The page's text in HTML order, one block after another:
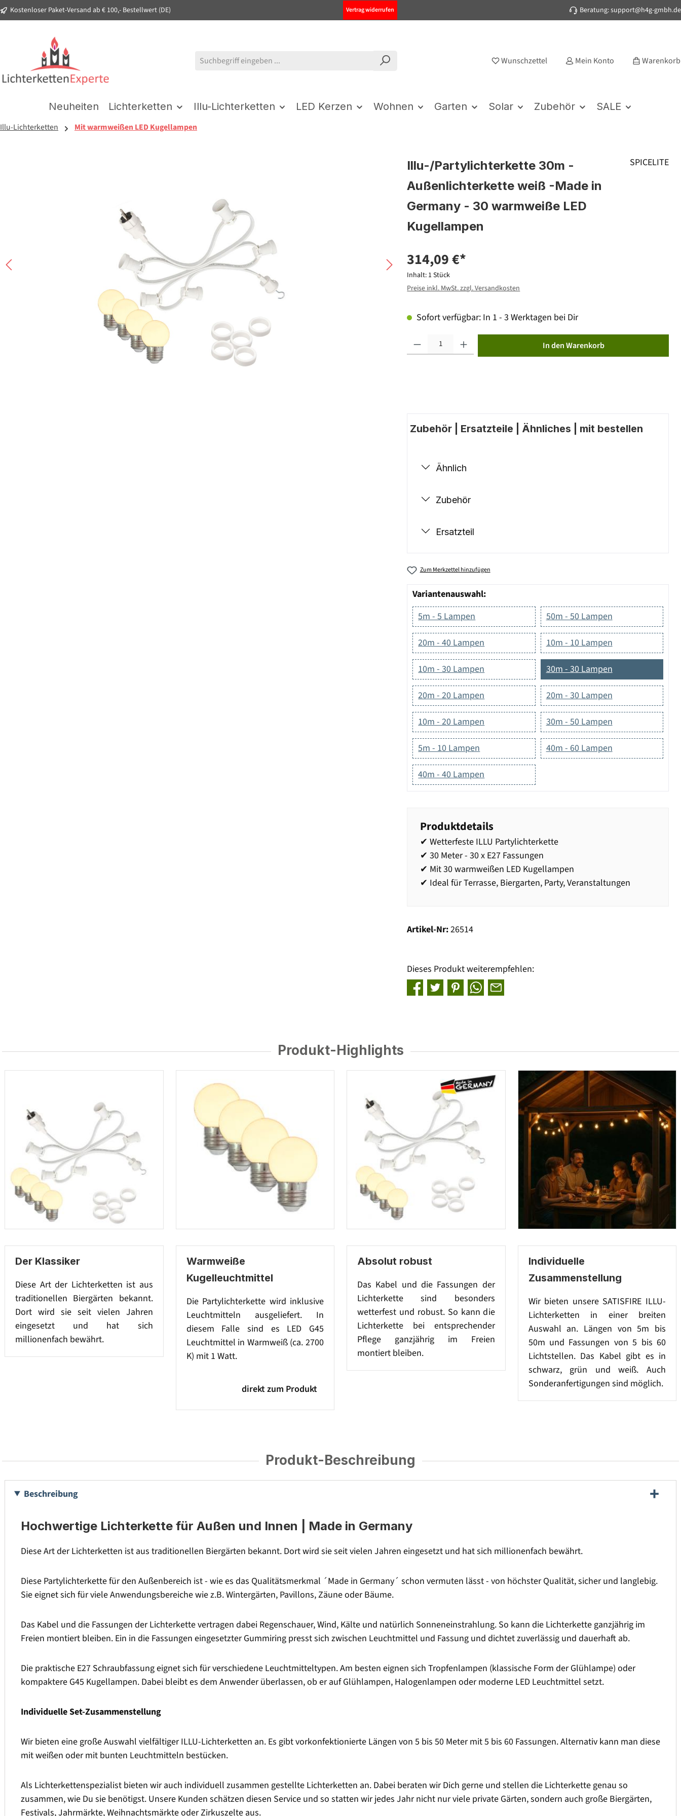
Zur Hauptnavigation springen
Kostenloser Paket-Versand ab € 100,- Bestellwert (DE) Vertrag widerrufen Beratung: support@h4g-gmbh.de
Wunschzettel Mein Konto Warenkorb
Neuheiten Lichterketten Illu-Lichterketten LED Kerzen Wohnen Garten Solar Zubehör SALE
Illu-Lichterketten Mit warmweißen LED Kugellampen
Illu-/Partylichterkette 30m -
Außenlichterkette weiß -Made in
Germany - 30 warmweiße LED
Kugellampen
SPICELITE
314,09 €*
Inhalt: 1 Stück
Preise inkl. MwSt. zzgl. Versandkosten
Sofort verfügbar: In 1 - 3 Werktagen bei Dir
In den Warenkorb
Zubehör | Ersatzteile | Ähnliches | mit bestellen
Ähnlich
Zubehör
Ersatzteil
Zum Merkzettel hinzufügen
Variantenauswahl:
5m - 5 Lampen
50m - 50 Lampen
20m - 40 Lampen 10m - 10 Lampen
10m - 30 Lampen 30m - 30 Lampen
20m - 20 Lampen 20m - 30 Lampen
10m - 20 Lampen 30m - 50 Lampen
5m - 10 Lampen 40m - 60 Lampen
40m - 40 Lampen
Produktdetails
✔ Wetterfeste ILLU Partylichterkette
✔ 30 Meter - 30 x E27 Fassungen
✔ Mit 30 warmweißen LED Kugellampen
✔ Ideal für Terrasse, Biergarten, Party, Veranstaltungen
Artikel-Nr:26514
Dieses Produkt weiterempfehlen:
Produkt-Highlights
Der Klassiker
Diese Art der Lichterketten ist aus
traditionellen Biergärten bekannt.
Dort wird sie seit vielen Jahren
eingesetzt und hat sich
millionenfach bewährt.
Warmweiße
Kugelleuchtmittel
Die Partylichterkette wird inklusive
Leuchtmitteln ausgeliefert. In
diesem Falle sind es LED G45
Leuchtmittel in Warmweiß (ca. 2700
K) mit 1 Watt.
direkt zum Produkt
Absolut robust
Das Kabel und die Fassungen der
Lichterkette sind besonders
wetterfest und robust. So kann die
Lichterkette bei entsprechender
Pflege ganzjährig im Freien
montiert bleiben.
Individuelle
Zusammenstellung
Wir bieten unsere SATISFIRE ILLU-
Lichterketten in einer breiten
Auswahl an. Längen von 5m bis
50m und Fassungen von 5 bis 60
Lichtstellen. Das Kabel gibt es in
schwarz, grün und weiß. Auch
Sonderanfertigungen sind möglich.
Produkt-Beschreibung
Beschreibung
Hochwertige Lichterkette für Außen und Innen | Made in Germany
Diese Art der Lichterketten ist aus traditionellen Biergärten bekannt. Dort wird sie seit vielen Jahren eingesetzt und hat sich millionenfach bewährt.
Diese Partylichterkette für den Außenbereich ist - wie es das Qualitätsmerkmal ´Made in Germany´ schon vermuten lässt - von höchster Qualität, sicher und langlebig.
Sie eignet sich für viele Anwendungsbereiche wie z.B. Wintergärten, Pavillons, Zäune oder Bäume.
Das Kabel und die Fassungen der Lichterkette vertragen dabei Regenschauer, Wind, Kälte und natürlich Sonneneinstrahlung. So kann die Lichterkette ganzjährig im
Freien montiert bleiben. Ein in die Fassungen eingesetzter Gummiring presst sich zwischen Leuchtmittel und Fassung und dichtet zuverlässig und dauerhaft ab.
Die praktische E27 Schraubfassung eignet sich für verschiedene Leuchtmitteltypen. Am besten eignen sich Tropfenlampen (klassische Form der Glühlampe) oder
kompaktere G45 Kugellampen. Dabei bleibt es dem Anwender überlassen, ob er auf Glühlampen, Halogenlampen oder moderne LED Leuchtmittel setzt.
Individuelle Set-Zusammenstellung
Wir bieten eine große Auswahl vielfältiger ILLU-Lichterketten an. Es gibt vorkonfektionierte Längen von 5 bis 50 Meter mit 5 bis 60 Fassungen. Alternativ kann man diese
mit weißen oder mit bunten Leuchtmitteln bestücken.
Als Lichterkettenspezialist bieten wir auch individuell zusammen gestellte Lichterketten an. Dabei beraten wir Dich gerne und stellen die Lichterkette genau so
zusammen, wie Du sie benötigst. Unsere Kunden schätzen diesen Service und so statten wir jedes Jahr nicht nur viele private Gärten, sondern auch große Biergärten,
Festivals, Jahrmärkte, Weihnachtsmärkte oder Zirkuszelte aus.